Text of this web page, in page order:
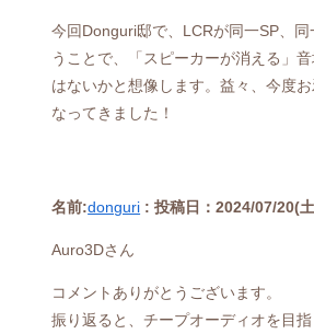
今回Donguri邸で、LCRが同一SP、
うことで、「スピーカーが消える」
はないかと想像します。益々、今度
なってきました！
名前:donguri : 投稿日：2024/07/20(
Auro3Dさん
コメントありがとうございます。
振り返ると、チープオーディオを目